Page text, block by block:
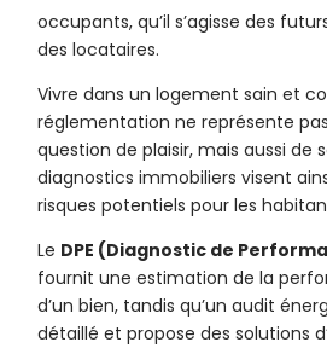
occupants, qu’il s’agisse des
des locataires.
Vivre dans un logement sain et
réglementation ne représente
question de plaisir, mais aussi de
diagnostics immobiliers visent
risques potentiels pour les
Le DPE (Diagnostic de
fournit une estimation de la
d’un bien, tandis qu’un audit
détaillé et propose des solutions